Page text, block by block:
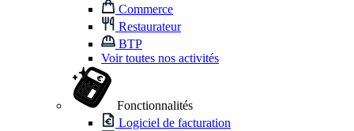
Commerce
Restaurateur
BTP
Voir toutes nos activités
Fonctionnalités
Logiciel de facturation